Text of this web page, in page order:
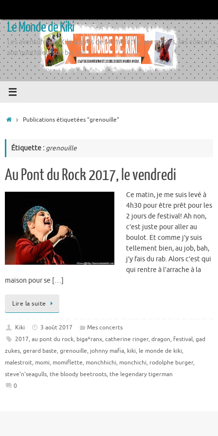
contenu
Le Monde de Kiki
Les aventures de Kiki auprès de Momiflette, ses sorties, ses concerts,
son quotidien, son boulot
AccueilPublications étiquetées "grenouille"
Étiquette : grenouille
Au Pont du Rock 2017, le vendredi
Ce matin, je me suis levé à
4h30 pour être prêt pour les
2 jours de festival! Ah non,
c’est juste pour aller au
boulot. Et comme j’y suis
tellement bien, au job, bah,
j’y fais du rab. Alors c’est qui
qui rentre à l’arrache à la
maison pour se […]
Lire la suite
Kiki 3 août 2017
Mes concerts
2017, au pont du rock, biga*ranx, catherine ringer, dragon, festival, gad
zukes, gerard baste, grenouille, johnny mafia, kiki, le monde de kiki,
malestroit, momi, momiflette, monchhichi, monchichi, rodolphe burger,
steve'n'seagulls, the bloody beetroots, the legendary tigerman
0